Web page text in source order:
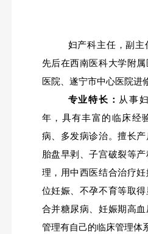
妇产科主任，副主
先后在西南医科大学附
医院、遂宁市中心医院进
专业特长：从事
年，具有丰富的临床经
病、多发病诊治。擅长产
胎盘早剥、子宫破裂等
理，用中西医结合治疗
位妊娠、不孕不育等取
合并糖尿病、妊娠期高
管理有自己的临床管理体